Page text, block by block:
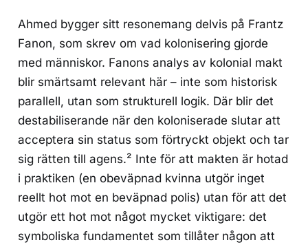
Ahmed bygger sitt resonemang delvis på Frantz
Fanon, som skrev om vad kolonisering gjorde
med människor. Fanons analys av kolonial makt
blir smärtsamt relevant här – inte som historisk
parallell, utan som strukturell logik. Där blir det
destabiliserande när den koloniserade slutar att
acceptera sin status som förtryckt objekt och tar
sig rätten till agens.² Inte för att makten är hotad
i praktiken (en obeväpnad kvinna utgör inget
reellt hot mot en beväpnad polis) utan för att det
utgör ett hot mot något mycket viktigare: det
symboliska fundamentet som tillåter någon att